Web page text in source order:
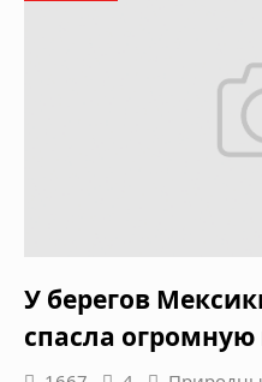
У берегов
спасла